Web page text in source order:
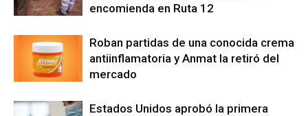
encomienda en Ruta 12
Roban partidas de una conocida crema
antiinflamatoria y Anmat la retiró del
mercado
Estados Unidos aprobó la primera